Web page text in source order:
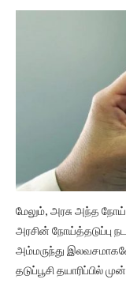
மேலும், அரசு அந்த
அரசின் நோய்த்தடுப்பு
அம்மருந்து
தடுப்பூசி தயாரிப்பில்